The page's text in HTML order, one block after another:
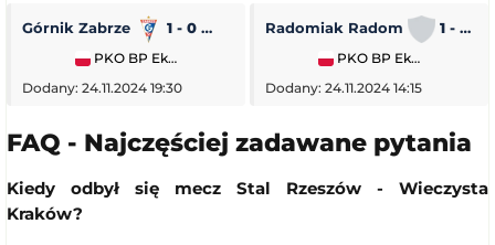
Górnik Zabrze 1 - 0 Piast Gliwice
PKO BP Ekstraklasa
Dodany: 24.11.2024 19:30
Radomiak Radom 1 - 2
PKO BP Ekstraklasa
Dodany: 24.11.2024 14:15
FAQ - Najczęściej zadawane pytania
Kiedy odbył się mecz Stal Rzeszów - Wieczysta
Kraków?